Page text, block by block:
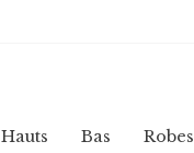
Hauts Bas Robes